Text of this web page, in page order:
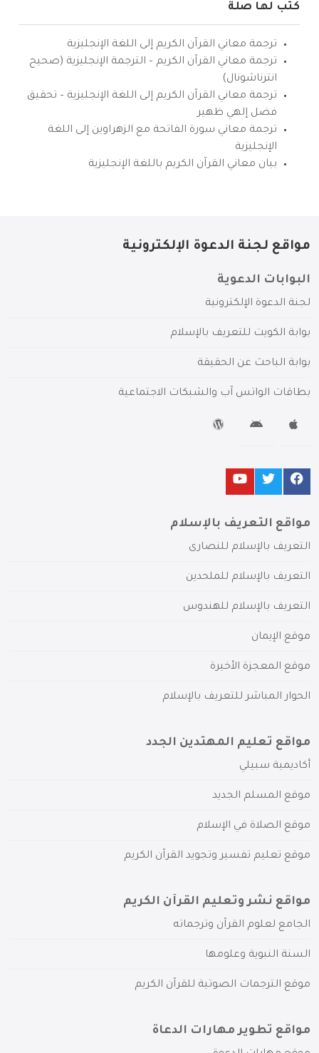
كتب لها صلة
ترجمة معاني القرآن الكريم إلى اللغة الإنجليزية
ترجمة معاني القرآن الكريم – الترجمة الإنجليزية (صحيح
انترناشونال)
ترجمة معاني القرآن الكريم إلى اللغة الإنجليزية – تحقيق
فضل إلهي ظهير
ترجمة معاني سورة الفاتحة مع الزهراوين إلى اللغة
الإنجليزية
بيان معاني القرآن الكريم باللغة الإنجليزية
مواقع لجنة الدعوة الإلكترونية
البوابات الدعوية
لجنة الدعوة الإلكترونية
بوابة الكويت للتعريف بالإسلام
بوابة الباحث عن الحقيقة
بطاقات الواتس آب والشبكات الاجتماعية
مواقع التعريف بالإسلام
التعريف بالإسلام للنصارى
التعريف بالإسلام للملحدين
التعريف بالإسلام للهندوس
موقع الإيمان
موقع المعجزة الأخيرة
الحوار المباشر للتعريف بالإسلام
مواقع تعليم المهتدين الجدد
أكاديمية سبيلي
موقع المسلم الجديد
موقع الصلاة في الإسلام
موقع تعليم تفسير وتجويد القرآن الكريم
مواقع نشر وتعليم القرآن الكريم
الجامع لعلوم القرآن وترجماته
السنة النبوية وعلومها
موقع الترجمات الصوتية للقرآن الكريم
مواقع تطوير مهارات الدعاة